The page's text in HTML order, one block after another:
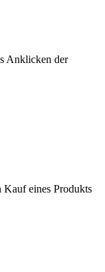
Anklicken der
Kauf eines Produkts